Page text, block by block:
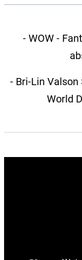
- WOW -
- Bri-Lin Valson
World